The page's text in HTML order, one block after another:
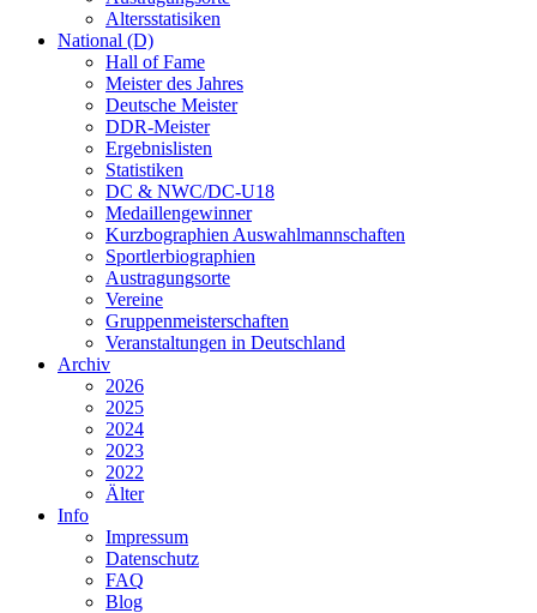
Altersstatisiken
National (D)
Hall of Fame
Meister des Jahres
Deutsche Meister
DDR-Meister
Ergebnislisten
Statistiken
DC & NWC/DC-U18
Medaillengewinner
Kurzbographien Auswahlmannschaften
Sportlerbiographien
Austragungsorte
Vereine
Gruppenmeisterschaften
Veranstaltungen in Deutschland
Archiv
2026
2025
2024
2023
2022
Älter
Info
Impressum
Datenschutz
FAQ
Blog